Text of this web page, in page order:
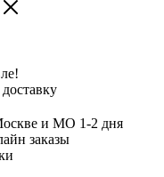
и МО 1-2 дня
заказы